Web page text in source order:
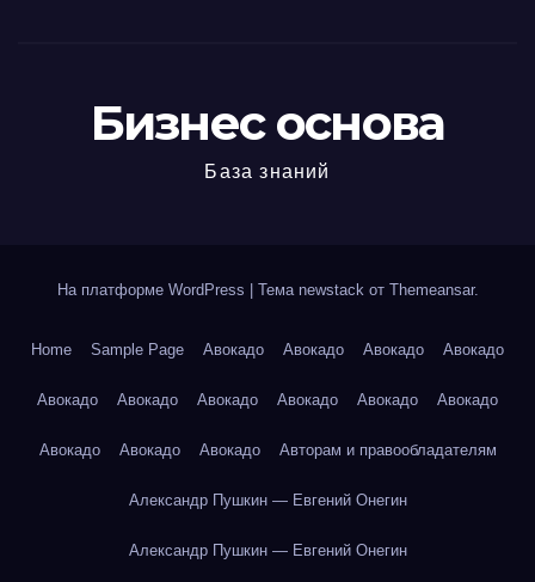
Бизнес основа
База знаний
На платформе WordPress Тема newstack от Themeansar.
Home Sample Page Авокадо Авокадо Авокадо Авокадо
Авокадо Авокадо Авокадо Авокадо Авокадо Авокадо
Авокадо Авокадо Авокадо Авторам и правообладателям
Александр Пушкин — Евгений Онегин
Александр Пушкин — Евгений Онегин